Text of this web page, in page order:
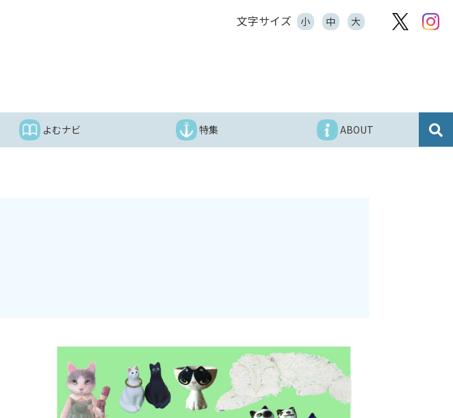
文字サイズ 小 中 大
よむナビ 特集 ABOUT